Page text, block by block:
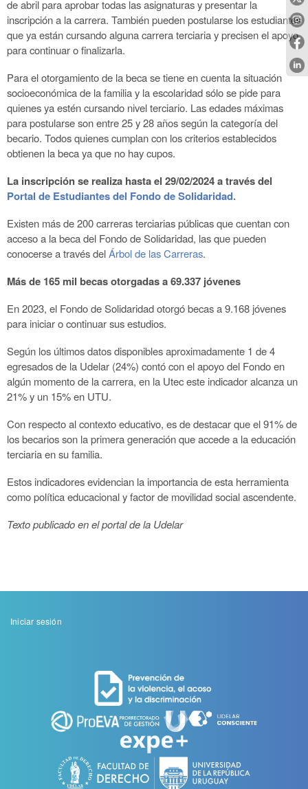
de abril para aprobar todas las asignaturas y presentar la
inscripción a la carrera. También pueden postularse los estudiantes
que ya están cursando alguna carrera terciaria y precisen el apoyo
para continuar o finalizarla.
Para el otorgamiento de la beca se tiene en cuenta la situación
socioeconómica de la familia y la escolaridad sólo se pide para
quienes ya estén cursando nivel terciario. Las edades máximas
para postularse son entre 25 y 28 años según la categoría del
becario. Todos quienes cumplan con los criterios establecidos
obtienen la beca ya que no hay cupos.
La inscripción se realiza hasta el 29/02/2024 a través del
Portal de Estudiantes del Fondo de Solidaridad.
Existen más de 200 carreras terciarias públicas que cuentan con
acceso a la beca del Fondo de Solidaridad, las que pueden
conocerse a través delÁrbol de las Carreras.
Más de 165 mil becasotorgadasa 69.337 jóvenes
En 2023, el Fondo de Solidaridad otorgó becas a 9.168 jóvenes
para iniciar o continuar sus estudios.
Según los últimos datos disponibles aproximadamente 1 de 4
egresados de la Udelar (24%) contó con el apoyo del Fondo en
algún momento de la carrera, en la Utec este indicador alcanza un
21% y un 15% en UTU.
Con respecto al contexto educativo, es de destacar que el 91% de
los becarios son la primera generación que accede a la educación
terciaria en su familia.
Estos indicadores evidencian la importancia de esta herramienta
como política educacional y factor de movilidad social ascendente.
Texto publicado en el portal de la Udelar
Menu
Iniciar sesión